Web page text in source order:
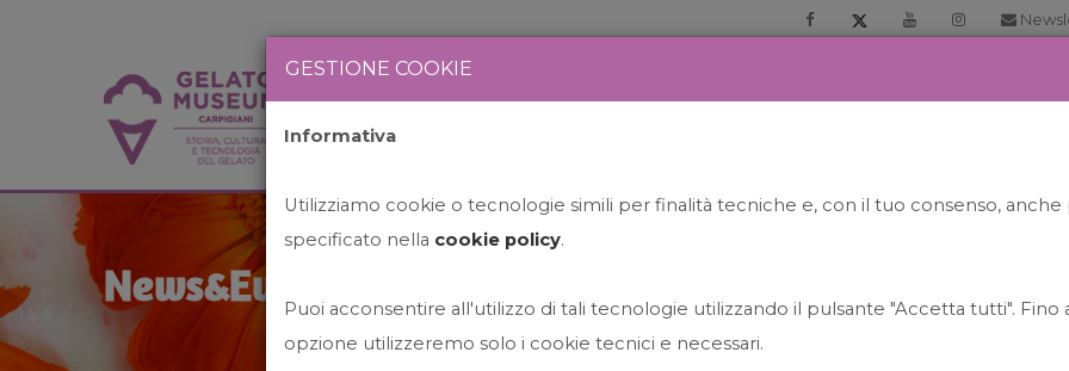
News&Events
GESTIONE COOKIE
Informativa
Utilizziamo cookie o tecnologie simili per finalità tecniche e, con il tuo consenso,
specificato nella cookie policy.
Puoi acconsentire all'utilizzo di tali tecnologie utilizzando il pulsante "Accetta tutti". Fino
opzione utilizzeremo solo i cookie tecnici e necessari.